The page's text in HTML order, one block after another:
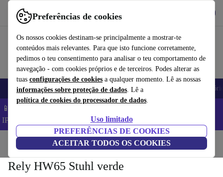
Preferências de cookies
Os nossos cookies destinam-se principalmente a mostrar-te
conteúdos mais relevantes. Para que isto funcione corretamente,
pedimos o teu consentimento para analisar o teu comportamento de
navegação - com cookies próprios e de terceiros. Podes alterar as
tuas configurações de cookies a qualquer momento. Lê as nossas
informações sobre proteção de dados. Lê a
política de cookies do processador de dados.
Uso limitado
PREFERÊNCIAS DE COOKIES
ACEITAR TODOS OS COOKIES
Use o refurbed de forma rápida e fácil
Telemóveis Computadores Portáteis Tablets
📱 Poupa 5% EXTRA em todos os iPhones – Código:
IPHONEDEAL –
Início Casa Móveis
Rely HW65 Stuhl verde